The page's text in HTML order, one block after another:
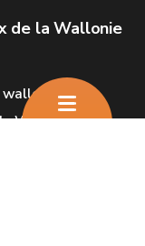
de la Wallonie
Wallonie